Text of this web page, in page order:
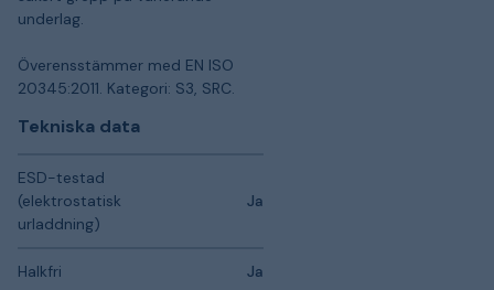
underlag.
Överensstämmer med EN ISO
20345:2011. Kategori: S3, SRC.
Tekniska data
ESD-testad
(elektrostatisk
urladdning)
Ja
Halkfri Ja